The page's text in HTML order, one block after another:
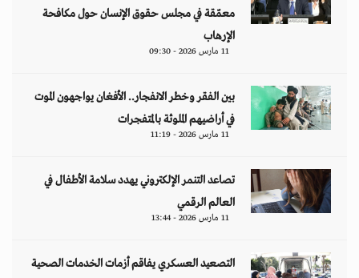
معمّقة في مجلس حقوق الإنسان حول مكافحة
الإرهاب
11 مارس 2026 - 09:30
بين الفقر وخطر الانفجار.. الأفغان يواجهون الموت
في أراضيهم الملوثة بالمتفجرات
11 مارس 2026 - 11:19
تصاعد التنمر الإلكتروني يهدد سلامة الأطفال في
العالم الرقمي
11 مارس 2026 - 13:44
التصعيد العسكري يفاقم أزمات الخدمات الصحية